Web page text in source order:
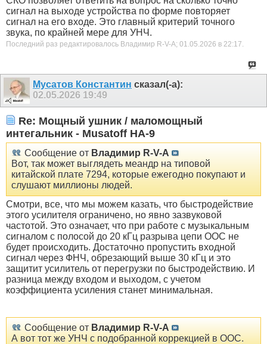
сигнал на выходе устройства по форме повторяет
сигнал на его входе. Это главный критерий точного
звука, по крайней мере для УНЧ.
Последний раз редактировалось Владимир R-V-A; 01.05.2026 в 22:17.
Мусатов Константин сказал(-а):
02.05.2026 19:49
Re: Мощный ушник / маломощный
интегальник - Musatoff HA-9
Сообщение от Владимир R-V-A
Вот, так может выглядеть меандр на типовой
китайской плате 7294, которые ежегодно покупают и
слушают миллионы людей.
Смотри, все, что мы можем казать, что быстродействие
этого усилителя ограничено, но явно зазвуковой
частотой. Это означает, что при работе с музыкальным
сигналом с полосой до 20 кГц разрыва цепи ООС не
будет происходить. Достаточно пропустить входной
сигнал через ФНЧ, обрезающий выше 30 кГц и это
защитит усилитель от перегрузки по быстродействию. И
разница между входом и выходом, с учетом
коэффициента усиления станет минимальная.
Сообщение от Владимир R-V-A
А вот тот же УНЧ с подобранной коррекцией в ООС.